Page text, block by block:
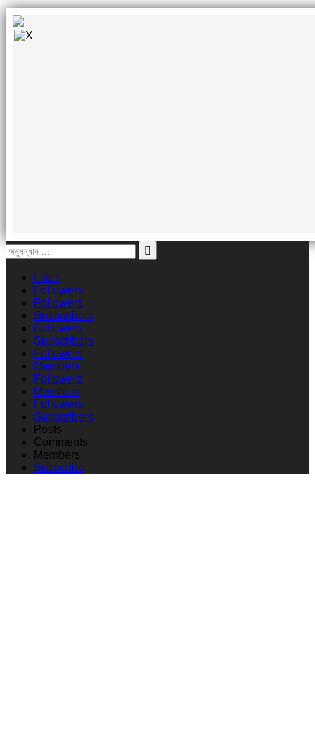
Likes
Followers
Followers
Subscribers
Followers
Subscribers
Followers
Members
Followers
Members
Followers
Subscribers
Posts
Comments
Members
Subscribe